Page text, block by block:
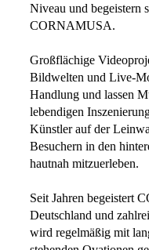
Niveau und begeistern
CORNAMUSA.
Großflächige
Bildwelten und Live-
Handlung und lassen
lebendigen
Künstler auf der
Besuchern in den
hautnah mitzuerleben.
Seit Jahren begeistert
Deutschland und
wird regelmäßig mit